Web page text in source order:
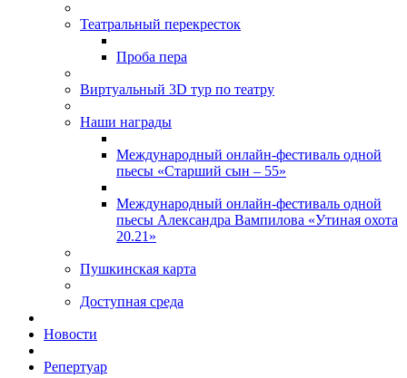
Театральный перекресток
Проба пера
Виртуальный 3D тур по театру
Наши награды
Международный онлайн-фестиваль одной
пьесы «Старший сын – 55»
Международный онлайн-фестиваль одной
пьесы Александра Вампилова «Утиная охота
20.21»
Пушкинская карта
Доступная среда
Новости
Репертуар